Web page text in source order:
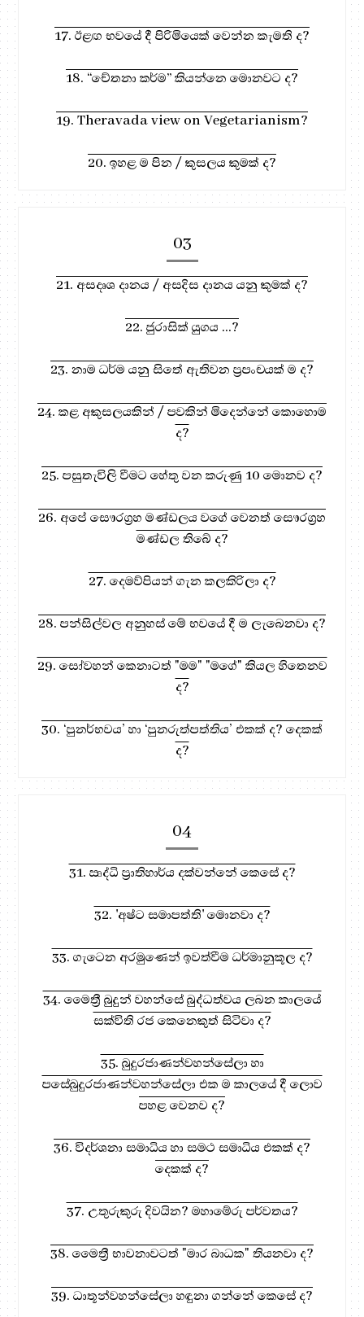
17. ඊළඟ භවයේ දී පිරිමියෙක් වෙන්න කැමති ද?
18. “චේතනා කර්ම” කියන්නෙ මොනවට ද?
19. Theravada view on Vegetarianism?
20. ඉහළ ම පින / කුසලය කුමක් ද?
03
21. අසදෘශ දානය / අසදිස දානය යනු කුමක් ද?
22. ජුරාසික් යුගය ...?
23. නාම ධර්ම යනු සිතේ ඇතිවන ප්‍රපංචයක් ම ද?
24. කළ අකුසලයකින් / පවකින් මිදෙන්නේ කොහොම
ද?
25. පසුතැවිලි වීමට හේතු වන කරුණු 10 මොනව ද?
26. අපේ සෞරග්‍රහ මණ්ඩලය වගේ වෙනත් සෞරග්‍රහ
මණ්ඩල තිබේ ද?
27. දෙමව්පියන් ගැන කලකිරිලා ද?
28. පන්සිල්වල අනුහස් මේ භවයේ දී ම ලැබෙනවා ද?
29. සෝවහන් කෙනාටත් "මම" "මගේ" කියල හිතෙනව
ද?
30. ‘පුනර්භවය’ හා ‘පුනරුත්පත්තිය’ එකක් ද? දෙකක්
ද?
04
31. ඍද්ධි ප්‍රාතිහාර්ය දක්වන්නේ කෙසේ ද?
32. 'අෂ්ට සමාපත්ති' මොනවා ද?
33. ගැටෙන අරමුණෙන් ඉවත්වීම ධර්මානුකූල ද?
34. මෛත්‍රී බුදුන් වහන්සේ බුද්ධත්වය ලබන කාලයේ
සක්විති රජ කෙනෙකුත් සිටිවා ද?
35. බුදුරජාණන්වහන්සේලා හා
පසේබුදුරජාණන්වහන්සේලා එක ම කාලයේ දී ලොව
පහළ වෙනව ද?
36. විදර්ශනා සමාධිය හා සමථ සමාධිය එකක් ද?
දෙකක් ද?
37. උතුරුකුරු දිවයින? මහාමේරු පර්වතය?
38. මෛත්‍රී භාවනාවටත් "මාර බාධක" තියනවා ද?
39. ධාතූන්වහන්සේලා හඳුනා ගන්නේ කෙසේ ද?